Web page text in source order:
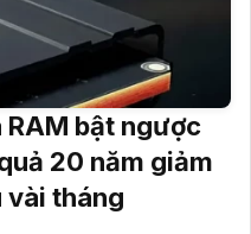
RAM bật ngược
20 năm giảm
tháng